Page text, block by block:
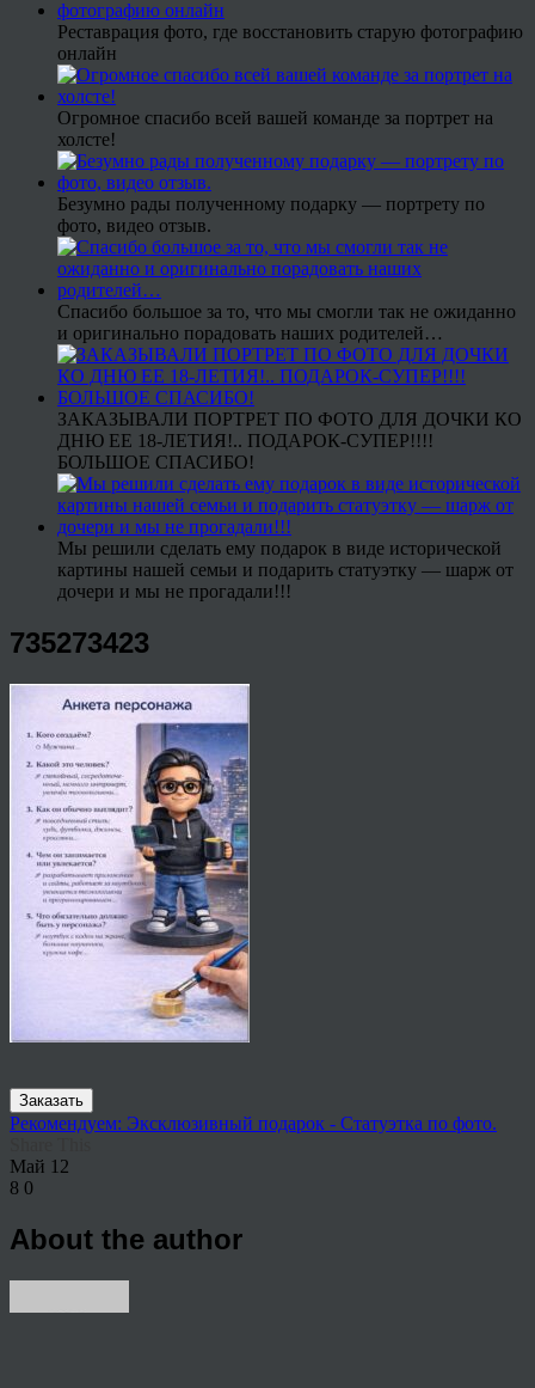
Реставрация фото, где восстановить старую фотографию
онлайн
Огромное спасибо всей вашей команде за портрет на
холсте!
Безумно рады полученному подарку — портрету по
фото, видео отзыв.
Спасибо большое за то, что мы смогли так не ожиданно
и оригинально порадовать наших родителей…
ЗАКАЗЫВАЛИ ПОРТРЕТ ПО ФОТО ДЛЯ ДОЧКИ КО
ДНЮ ЕЕ 18-ЛЕТИЯ!.. ПОДАРОК-СУПЕР!!!!
БОЛЬШОЕ СПАСИБО!
Мы решили сделать ему подарок в виде исторической
картины нашей семьи и подарить статуэтку — шарж от
дочери и мы не прогадали!!!
735273423
Заказать
Рекомендуем: Эксклюзивный подарок - Статуэтка по фото.
Май 12
8 0
About the author